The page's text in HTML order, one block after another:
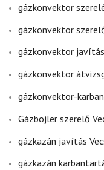
gázkonvektor
gázkonvektor
gázkonvektor javítás
gázkonvektor
gázkonvektor-
Gázbojler szerelő
gázkazán javítás
gázkazán